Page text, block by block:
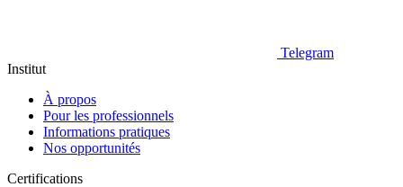
Telegram
Institut
À propos
Pour les professionnels
Informations pratiques
Nos opportunités
Certifications